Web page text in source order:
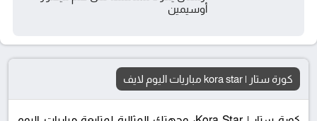
أوسيمين
كورة ستار | kora star مباريات اليوم لايف